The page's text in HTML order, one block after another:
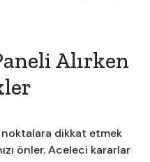
Alırken
noktalara dikkat etmek
önler. Aceleci kararlar